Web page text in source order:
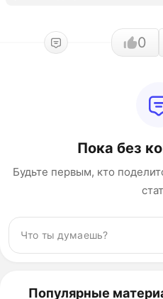
0
Пока без
Будьте первым, кто
Популярные